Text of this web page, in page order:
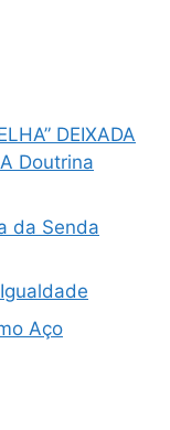
DEIXADA
Doutrina
da Senda
Aço